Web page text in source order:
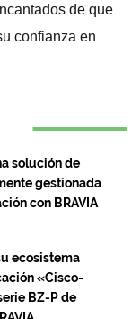
de que
confianza en
solución de
gestionada
con BRAVIA
ecosistema
«Cisco-
BZ-P de